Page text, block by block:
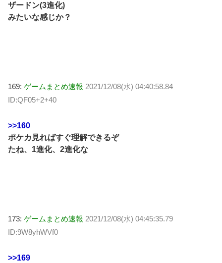
ザードン(3進化)
みたいな感じか？
169: ゲームまとめ速報 2021/12/08(水) 04:40:58.84
ID:QF05+2+40
>>160
ポケカ見ればすぐ理解できるぞ
たね、1進化、2進化な
173: ゲームまとめ速報 2021/12/08(水) 04:45:35.79
ID:9W8yhWVf0
>>169